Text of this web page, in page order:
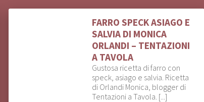
FARRO SPECK ASIAGO E
SALVIA DI MONICA
ORLANDI – TENTAZIONI
A TAVOLA
Gustosa ricetta di farro con
speck, asiago e salvia. Ricetta
di Orlandi Monica, blogger di
Tentazioni a Tavola. [...]